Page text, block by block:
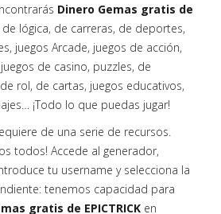
Dinero Gemas gratis de
lógica, de carreras, de deportes,
juegos Arcade, juegos de acción,
de casino, puzzles, de
rol, de cartas, juegos educativos,
¡Todo lo que puedas jugar!
de una serie de recursos.
todos! Accede al generador,
tu username y selecciona la
tenemos capacidad para
gratis de EPICTRICK en